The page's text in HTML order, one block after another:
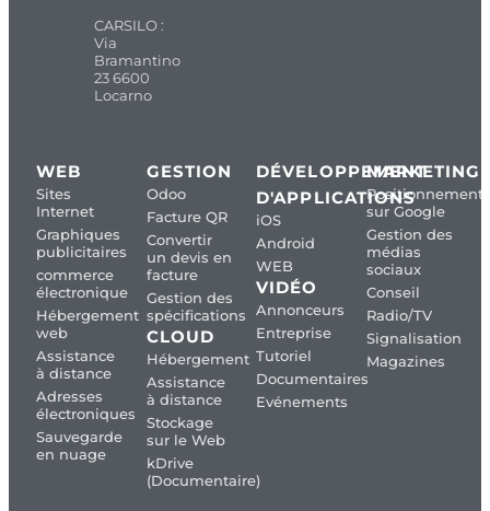
CARSILO :
Via
Bramantino
23 6600
Locarno
WEB
Sites
Internet
Graphiques
publicitaires
commerce
électronique
Hébergement
web
Assistance
à distance
Adresses
électroniques
Sauvegarde
en nuage
GESTION
Odoo
Facture QR
Convertir
un devis en
facture
Gestion des
spécifications
CLOUD
Hébergement
Assistance
à distance
Stockage
sur le Web
kDrive
(Documentaire)
DÉVELOPPEMENT
D'APPLICATIONS
iOS
Android
WEB
VIDÉO
Annonceurs
Entreprise
Tutoriel
Documentaires
Evénements
MARKETING
Positionnement
sur Google
Gestion des
médias
sociaux
Conseil
Radio/TV
Signalisation
Magazines